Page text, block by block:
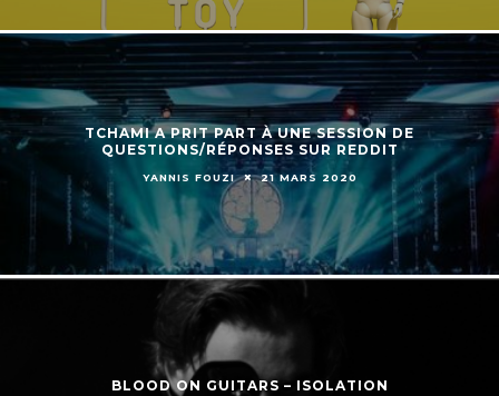
TCHAMI A PRIT PART À UNE SESSION DE
QUESTIONS/RÉPONSES SUR REDDIT
YANNIS FOUZI 21 MARS 2020
BLOOD ON GUITARS – ISOLATION